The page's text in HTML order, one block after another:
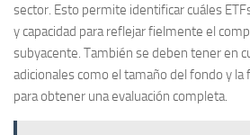
sector. Esto permite identificar cuáles
y capacidad para reflejar fielmente el
subyacente. También se deben tener en
adicionales como el tamaño del fondo y la
para obtener una evaluación completa.